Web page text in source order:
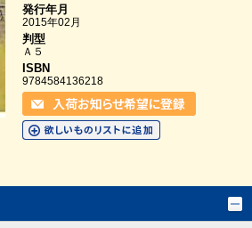
発行年月
2015年02月
判型
Ａ５
ISBN
9784584136218